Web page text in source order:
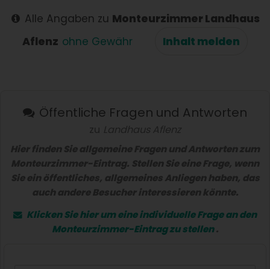
Alle Angaben zu Monteurzimmer Landhaus
Aflenz ohne Gewähr Inhalt melden
Öffentliche Fragen und Antworten
zu Landhaus Aflenz
Hier finden Sie allgemeine Fragen und Antworten zum
Monteurzimmer-Eintrag. Stellen Sie eine Frage, wenn
Sie ein öffentliches, allgemeines Anliegen haben, das
auch andere Besucher interessieren könnte.
Klicken Sie hier um eineindividuelle Fragean den
Monteurzimmer-Eintrag zu stellen.